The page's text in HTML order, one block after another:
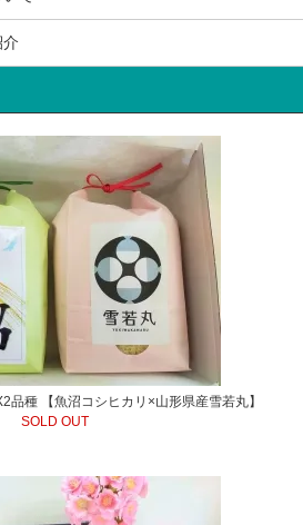
品種 【魚沼コシヒカリ×山形県産雪若丸】
SOLD OUT